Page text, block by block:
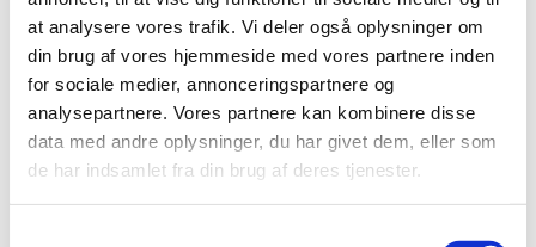
at analysere vores trafik. Vi deler også oplysninger om
din brug af vores hjemmeside med vores partnere inden
for sociale medier, annonceringspartnere og
analysepartnere. Vores partnere kan kombinere disse
data med andre oplysninger, du har givet dem, eller som
de har indsamlet fra din brug af deres tjenester.